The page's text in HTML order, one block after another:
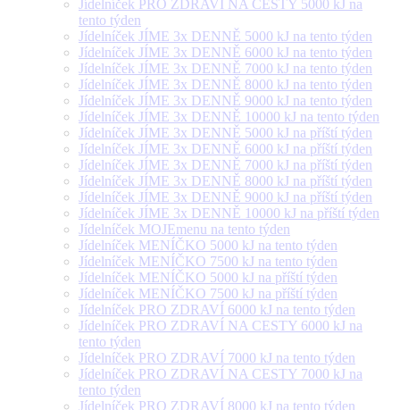
Jídelníček PRO ZDRAVÍ NA CESTY 5000 kJ na
tento týden
Jídelníček JÍME 3x DENNĚ 5000 kJ na tento týden
Jídelníček JÍME 3x DENNĚ 6000 kJ na tento týden
Jídelníček JÍME 3x DENNĚ 7000 kJ na tento týden
Jídelníček JÍME 3x DENNĚ 8000 kJ na tento týden
Jídelníček JÍME 3x DENNĚ 9000 kJ na tento týden
Jídelníček JÍME 3x DENNĚ 10000 kJ na tento týden
Jídelníček JÍME 3x DENNĚ 5000 kJ na příští týden
Jídelníček JÍME 3x DENNĚ 6000 kJ na příští týden
Jídelníček JÍME 3x DENNĚ 7000 kJ na příští týden
Jídelníček JÍME 3x DENNĚ 8000 kJ na příští týden
Jídelníček JÍME 3x DENNĚ 9000 kJ na příští týden
Jídelníček JÍME 3x DENNĚ 10000 kJ na příští týden
Jídelníček MOJEmenu na tento týden
Jídelníček MENÍČKO 5000 kJ na tento týden
Jídelníček MENÍČKO 7500 kJ na tento týden
Jídelníček MENÍČKO 5000 kJ na příští týden
Jídelníček MENÍČKO 7500 kJ na příští týden
Jídelníček PRO ZDRAVÍ 6000 kJ na tento týden
Jídelníček PRO ZDRAVÍ NA CESTY 6000 kJ na
tento týden
Jídelníček PRO ZDRAVÍ 7000 kJ na tento týden
Jídelníček PRO ZDRAVÍ NA CESTY 7000 kJ na
tento týden
Jídelníček PRO ZDRAVÍ 8000 kJ na tento týden